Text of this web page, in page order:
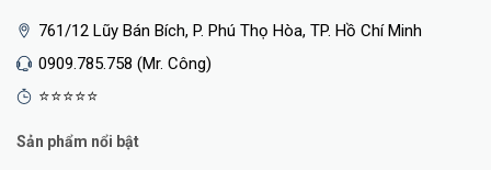
761/12 Lũy Bán Bích, P. Phú Thọ Hòa, TP. Hồ Chí Minh
0909.785.758 (Mr. Công)
⭐⭐⭐⭐⭐
Sản phẩm nổi bật